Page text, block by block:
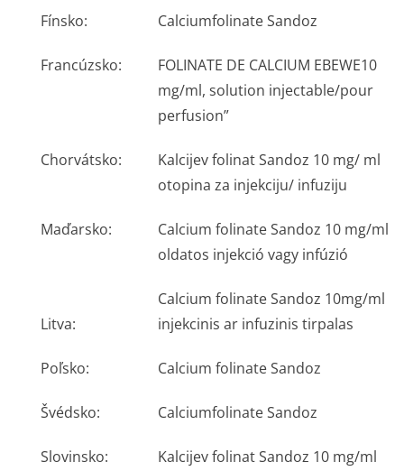
Fínsko: Calciumfolinate Sandoz
Francúzsko:
FOLINATE DE CALCIUM EBEWE10
mg/ml, solution injectable/pour
perfusion”
Chorvátsko:
Kalcijev folinat Sandoz 10 mg/ ml
otopina za injekciju/ infuziju
Maďarsko:
Calcium folinate Sandoz 10 mg/ml
oldatos injekció vagy infúzió
Litva:
Calcium folinate Sandoz 10mg/ml
injekcinis ar infuzinis tirpalas
Poľsko: Calcium folinate Sandoz
Švédsko: Calciumfolinate Sandoz
Slovinsko:
Kalcijev folinat Sandoz 10 mg/ml